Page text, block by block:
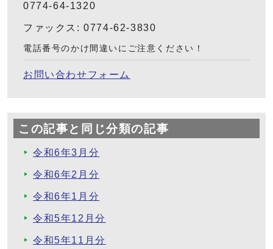
0774-64-1320
ファックス: 0774-62-3830
電話番号のかけ間違いにご注意ください！
お問い合わせフォーム
この記事と同じ分類の記事
令和6年3月分
令和6年2月分
令和6年1月分
令和5年12月分
令和5年11月分